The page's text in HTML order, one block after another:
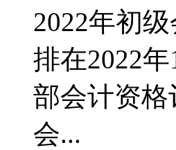
2022年初
排在2022
部会计资格
会...